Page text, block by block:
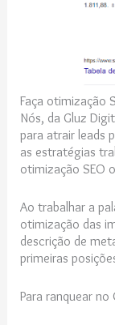
Faça otimização
Nós, da Gluz
para atrair leads
as estratégias
otimização SEO
Ao trabalhar a
otimização das
descrição de
primeiras
Pararanquear no